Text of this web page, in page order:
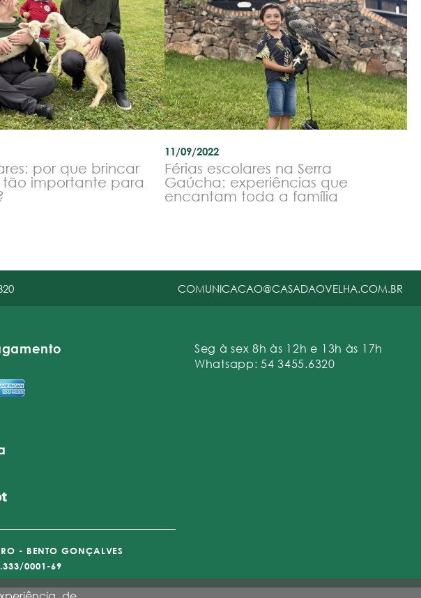
por que brincar
tão importante para
11/09/2022
Férias escolares na Serra
Gaúcha: experiências que
encantam toda a família
COMUNICACAO@CASADAOVELHA.COM.BR
Seg à sex 8h às 12h e 13h às 17h
Whatsapp: 54 3455.6320
- BENTO GONÇALVES
0001-69